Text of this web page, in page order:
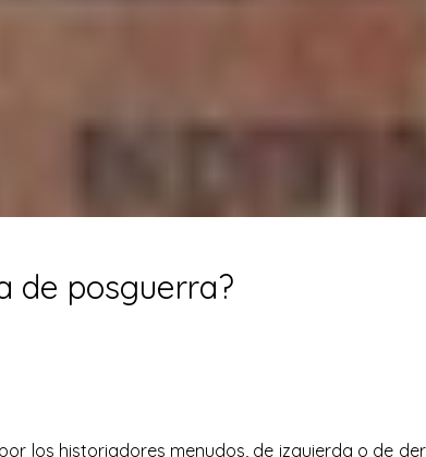
de posguerra?
los historiadores menudos, de izquierda o de